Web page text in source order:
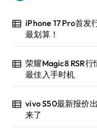
iPhone 17 Pro首发
最划算！
荣耀Magic8 RSR
最佳入手时机
vivo S50最新报价
来了